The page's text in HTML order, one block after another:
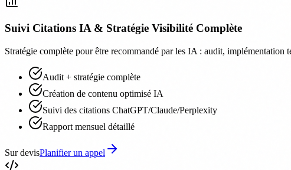
Suivi Citations IA & Stratégie Visibilité Complète
Stratégie complète pour être recommandé par les IA : audit,
Audit + stratégie complète
Création de contenu optimisé IA
Suivi des citations ChatGPT/Claude/Perplexity
Rapport mensuel détaillé
Sur devisPlanifier un appel